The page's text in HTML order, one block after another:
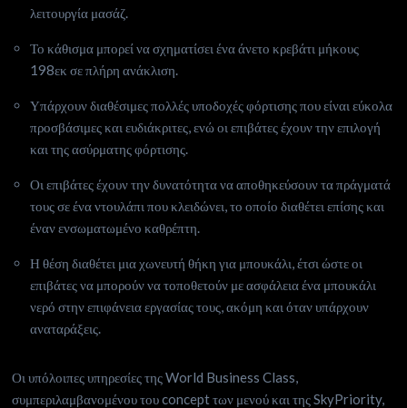
λειτουργία μασάζ.
Το κάθισμα μπορεί να σχηματίσει ένα άνετο κρεβάτι μήκους
198εκ σε πλήρη ανάκλιση.
Υπάρχουν διαθέσιμες πολλές υποδοχές φόρτισης που είναι εύκολα
προσβάσιμες και ευδιάκριτες, ενώ οι επιβάτες έχουν την επιλογή
και της ασύρματης φόρτισης.
Οι επιβάτες έχουν την δυνατότητα να αποθηκεύσουν τα πράγματά
τους σε ένα ντουλάπι που κλειδώνει, το οποίο διαθέτει επίσης και
έναν ενσωματωμένο καθρέπτη.
Η θέση διαθέτει μια χωνευτή θήκη για μπουκάλι, έτσι ώστε οι
επιβάτες να μπορούν να τοποθετούν με ασφάλεια ένα μπουκάλι
νερό στην επιφάνεια εργασίας τους, ακόμη και όταν υπάρχουν
αναταράξεις.
Οι υπόλοιπες υπηρεσίες της World Business Class,
συμπεριλαμβανομένου του concept των μενού και της SkyPriority,